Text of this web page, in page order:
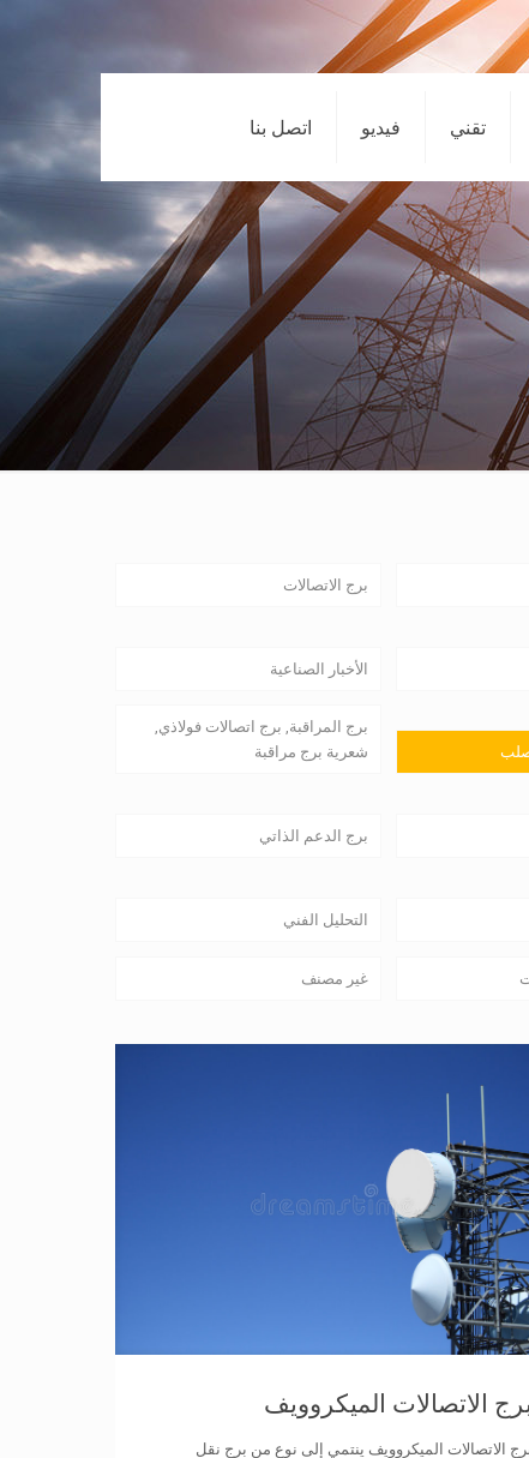
تقني فيديو اتصل بنا
برج الاتصالات
الأخبار الصناعية
برج المراقبة, برج اتصالات فولاذي,
شعرية برج مراقبة
برج الدعم الذاتي
التحليل الفني
غير مصنف
برج الاتصالات الميكروويف
الاتصالات الميكروويف ينتمي إلى نوع من برج نقل